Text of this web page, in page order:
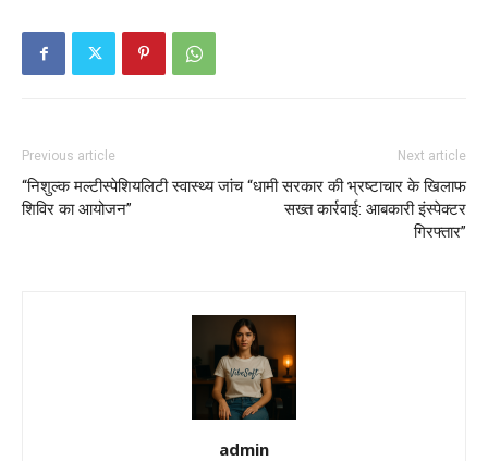
Previous article
“निशुल्क मल्टीस्पेशियलिटी स्वास्थ्य जांच
शिविर का आयोजन”
Next article
“धामी सरकार की भ्रष्टाचार के खिलाफ
सख्त कार्रवाई: आबकारी इंस्पेक्टर
गिरफ्तार”
admin